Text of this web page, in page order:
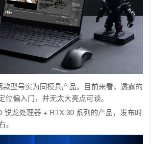
款型号实为同模具产品。目前来看，透露的
位偏入门，并无太大亮点可谈。
锐龙处理器 + RTX 30 系列的产品，发布时